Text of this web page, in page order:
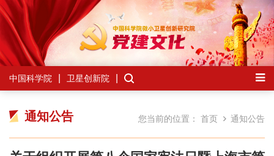
中国科学院 卫星创新院
通知公告 您当前的位置： 首页 通知公告